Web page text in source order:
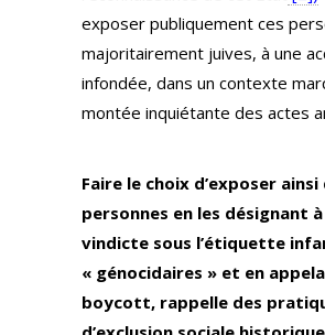
exposer publiquement ces
majoritairement juives, à une
infondée, dans un contexte
montée inquiétante des actes
Faire le choix d’exposer ainsi
personnes en les désignant
vindicte sous l’étiquette
« génocidaires » et en
boycott, rappelle des